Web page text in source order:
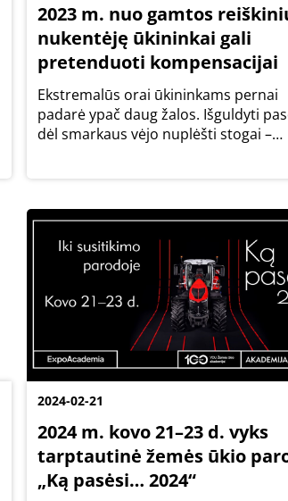
2023 m. nuo gamtos
nukentėję ūkininkai gali
pretenduoti kompensacijai
Ekstremalūs orai ūkininkams pernai
padarė ypač daug žalos. Išguldyti
dėl smarkaus vėjo nuplėšti stogai –
2024-02-21
2024 m. kovo 21–23 d. vyks
tarptautinė žemės ūkio
„Ką pasėsi… 2024“